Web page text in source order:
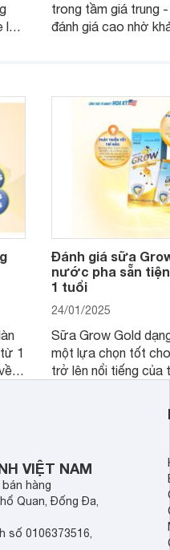
là
rối
trong tầm giá trung
đánh giá cao nhờ
dưỡng toàn diện
1
Đánh giá sữa
nước pha sẵn
1 tuổi
24/01/2025
Sữa Grow Gold
một lựa chọn tốt
trở lên nổi tiếng của
Malaysia. Với thành
đầy đủ và hương vị
thể chất mà còn hỗ
giác.
VIỆT NAM
hàng
Quan, Đống Đa,
số 0106373516,